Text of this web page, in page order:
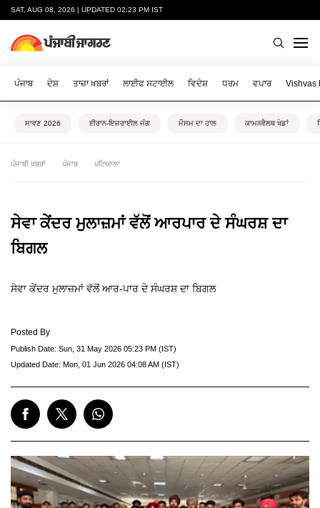
SAT, AUG 08, 2026 | UPDATED 02:23 PM IST
ਪੰਜਾਬ ਦੇਸ਼ ਤਾਜ਼ਾ ਖ਼ਬਰਾਂ ਲਾਈਫ ਸਟਾਈਲ ਵਿਦੇਸ਼ ਧਰਮ ਵਪਾਰ Vishvas
ਸਾਵਣ 2026 ਈਰਾਨ-ਇਜ਼ਰਾਈਲ ਜੰਗ ਮੌਸਮ ਦਾ ਹਾਲ ਕਾਮਨਵੈਲਥ ਖੇਡਾਂ
ਪੰਜਾਬੀ ਖ਼ਬਰਾਂ ਪੰਜਾਬ ਪਟਿਆਲਾ
ਸੇਵਾ ਕੇਂਦਰ ਮੁਲਾਜ਼ਮਾਂ ਵੱਲੋਂ ਆਰਪਾਰ ਦੇ ਸੰਘਰਸ਼ ਦਾ
ਬਿਗਲ
ਸੇਵਾ ਕੇਂਦਰ ਮੁਲਾਜ਼ਮਾਂ ਵੱਲੋਂ ਆਰ-ਪਾਰ ਦੇ ਸੰਘਰਸ਼ ਦਾ ਬਿਗਲ
Posted By
Publish Date: Sun, 31 May 2026 05:23 PM (IST)
Updated Date: Mon, 01 Jun 2026 04:08 AM (IST)